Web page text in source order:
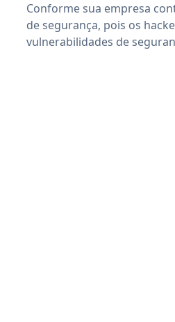
Conforme sua empresa
de segurança, pois os
vulnerabilidades de